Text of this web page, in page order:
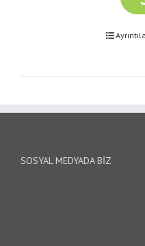
SOSYAL MEDYADA BIZ